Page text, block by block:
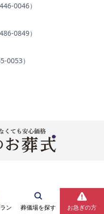
0046）
0849）
0053）
ン 葬儀場を探す お急ぎの方